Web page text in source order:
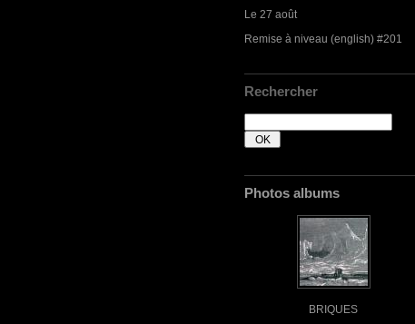
Le 27 août
Remise à niveau (english) #201
Rechercher
Photos albums
BRIQUES